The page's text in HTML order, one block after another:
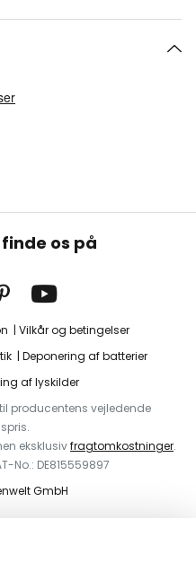
os på
Vilkår og betingelser
Deponering af batterier
af lyskilder
producentens vejledende
eksklusivfragtomkostninger.
No.: DE815559897
GmbH